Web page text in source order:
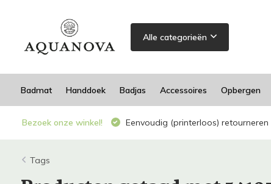
Alle categorieën
Badmat Handdoek Badjas Accessoires Opbergen
Bezoek onze winkel! Eenvoudig (printerloos) retourneren
Tags